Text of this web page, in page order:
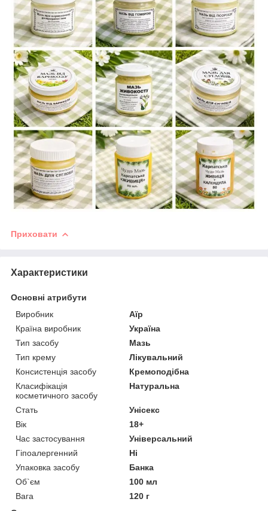
Приховати
Характеристики
Основні атрибути
Виробник
Аїр
Країна виробник
Україна
Тип засобу
Мазь
Тип крему
Лікувальний
Консистенція засобу
Кремоподібна
Класифікація
косметичного засобу
Натуральна
Стать
Унісекс
Вік
18+
Час застосування
Універсальний
Гіпоалергенний
Ні
Упаковка засобу
Банка
Об`єм
100 мл
Вага
120 г